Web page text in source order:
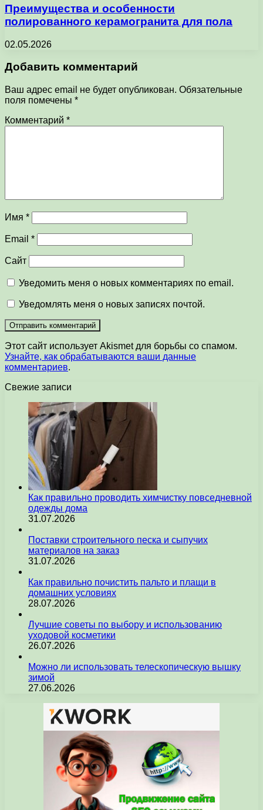
Преимущества и особенности
полированного керамогранита для пола
02.05.2026
Добавить комментарий
Ваш адрес email не будет опубликован. Обязательные
поля помечены *
Комментарий *
Имя *
Email *
Сайт
Уведомить меня о новых комментариях по email.
Уведомлять меня о новых записях почтой.
Этот сайт использует Akismet для борьбы со спамом.
Узнайте, как обрабатываются ваши данные
комментариев.
Свежие записи
Как правильно проводить химчистку повседневной
одежды дома
31.07.2026
Поставки строительного песка и сыпучих
материалов на заказ
31.07.2026
Как правильно почистить пальто и плащи в
домашних условиях
28.07.2026
Лучшие советы по выбору и использованию
уходовой косметики
26.07.2026
Можно ли использовать телескопическую вышку
зимой
27.06.2026